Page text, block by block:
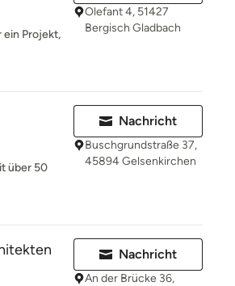
ein Projekt,
Olefant 4, 51427
Bergisch Gladbach
über 50
Nachricht
Buschgrundstraße 37,
45894 Gelsenkirchen
Nachricht
An der Brücke 36,